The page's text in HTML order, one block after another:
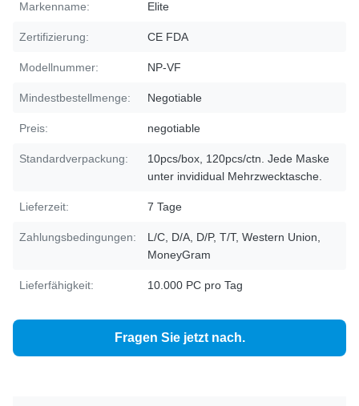
Markenname: Elite
Zertifizierung: CE FDA
Modellnummer: NP-VF
Mindestbestellmenge: Negotiable
Preis: negotiable
Standardverpackung:
10pcs/box, 120pcs/ctn. Jede Maske
unter invididual Mehrzwecktasche.
Lieferzeit: 7 Tage
Zahlungsbedingungen:
L/C, D/A, D/P, T/T, Western Union,
MoneyGram
Lieferfähigkeit: 10.000 PC pro Tag
Fragen Sie jetzt nach.